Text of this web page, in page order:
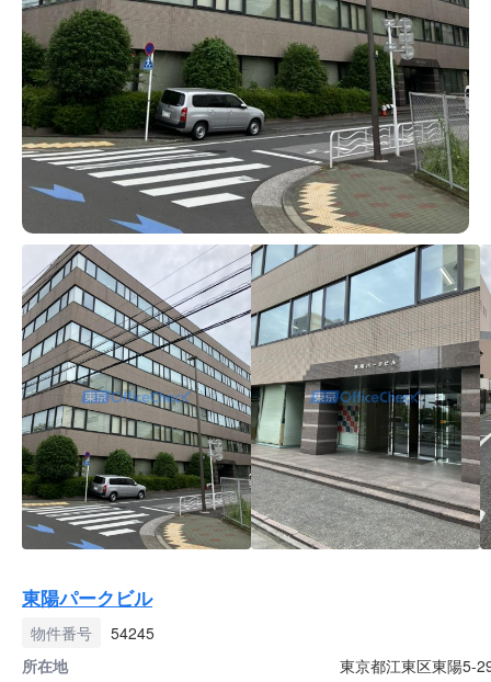
東陽パークビル
物件番号
54245
所在地
東京都江東区東陽5-